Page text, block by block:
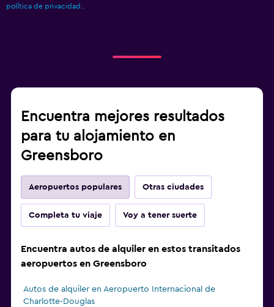
política de privacidad..
Encuentra mejores resultados
para tu alojamiento en
Greensboro
Aeropuertos populares Otras ciudades
Completa tu viaje Voy a tener suerte
Encuentra autos de alquiler en estos transitados
aeropuertos en Greensboro
Autos de alquiler en Aeropuerto Internacional de
Charlotte-Douglas